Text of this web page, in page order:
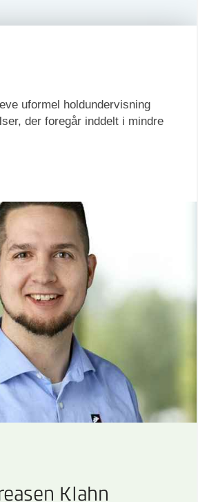
uformel holdundervisning
der foregår inddelt i mindre
Klahn